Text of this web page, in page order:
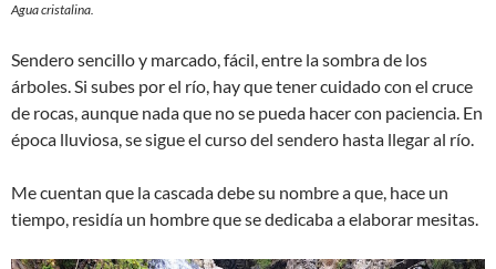
Agua cristalina.
Sendero sencillo y marcado, fácil, entre la sombra de los
árboles. Si subes por el río, hay que tener cuidado con el cruce
de rocas, aunque nada que no se pueda hacer con paciencia. En
época lluviosa, se sigue el curso del sendero hasta llegar al río.
Me cuentan que la cascada debe su nombre a que, hace un
tiempo, residía un hombre que se dedicaba a elaborar mesitas.